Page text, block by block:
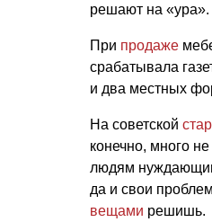
решают на «ура».
При продаже
срабатывала
и два местных
На советской
конечно, много
людям
да и свои
вещами решишь.